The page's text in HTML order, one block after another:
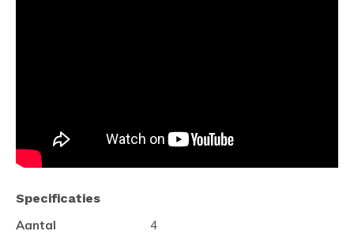
Specificaties
Aantal
4